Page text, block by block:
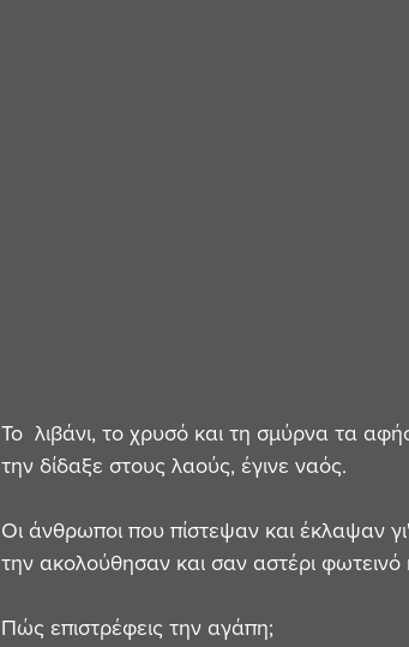
Το  λιβάνι, το χρυσό και τη σμύρνα τα
την δίδαξε στους λαούς, έγινε ναός.
Οι άνθρωποι που πίστεψαν και έκλαψαν
την ακολούθησαν και σαν αστέρι
Πώς επιστρέφεις την αγάπη;